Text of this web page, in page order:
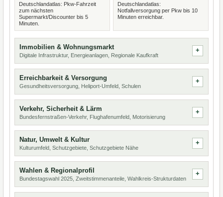
Deutschlandatlas: Pkw-Fahrzeit
zum nächsten
Supermarkt/Discounter bis 5
Minuten.
Deutschlandatlas:
Notfallversorgung per Pkw bis 10
Minuten erreichbar.
Immobilien & Wohnungsmarkt
Digitale Infrastruktur, Energieanlagen, Regionale Kaufkraft
Erreichbarkeit & Versorgung
Gesundheitsversorgung, Heliport-Umfeld, Schulen
Verkehr, Sicherheit & Lärm
Bundesfernstraßen-Verkehr, Flughafenumfeld, Motorisierung
Natur, Umwelt & Kultur
Kulturumfeld, Schutzgebiete, Schutzgebiete Nähe
Wahlen & Regionalprofil
Bundestagswahl 2025, Zweitstimmenanteile, Wahlkreis-Strukturdaten